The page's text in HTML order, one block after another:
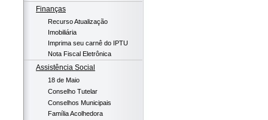
Finanças
Recurso Atualização
Imobiliária
Imprima seu carnê do IPTU
Nota Fiscal Eletrônica
Assistência Social
18 de Maio
Conselho Tutelar
Conselhos Municipais
Família Acolhedora